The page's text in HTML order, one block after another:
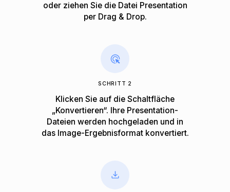
oder ziehen Sie die Datei Presentation
per Drag & Drop.
SCHRITT 2
Klicken Sie auf die Schaltfläche
„Konvertieren“. Ihre Presentation-
Dateien werden hochgeladen und in
das Image-Ergebnisformat konvertiert.